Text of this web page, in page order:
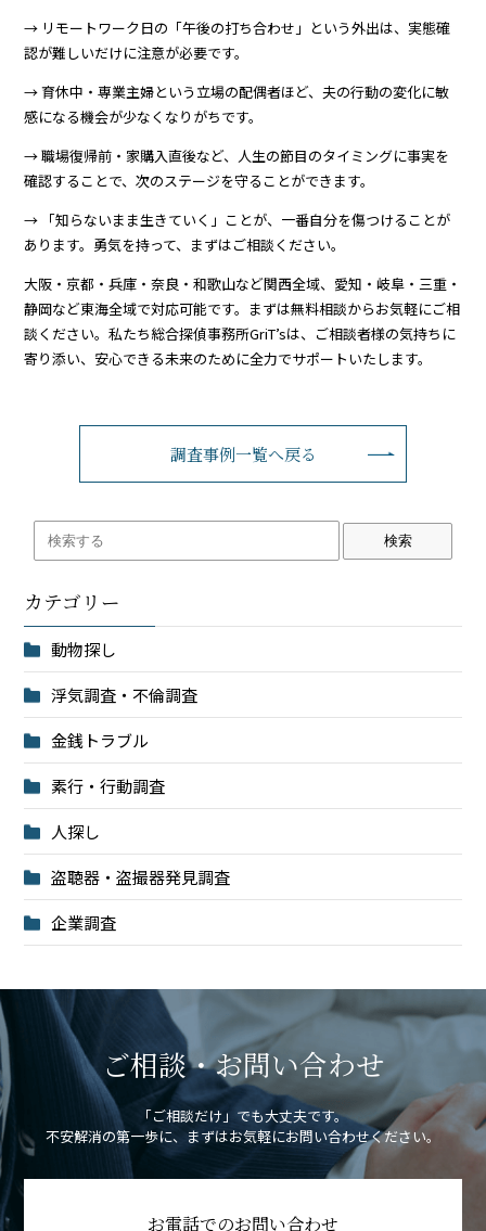
→ リモートワーク日の「午後の打ち合わせ」という外出は、実態確
認が難しいだけに注意が必要です。
→ 育休中・専業主婦という立場の配偶者ほど、夫の行動の変化に敏
感になる機会が少なくなりがちです。
→ 職場復帰前・家購入直後など、人生の節目のタイミングに事実を
確認することで、次のステージを守ることができます。
→ 「知らないまま生きていく」ことが、一番自分を傷つけることが
あります。勇気を持って、まずはご相談ください。
大阪・京都・兵庫・奈良・和歌山など関西全域、愛知・岐阜・三重・
静岡など東海全域で対応可能です。まずは無料相談からお気軽にご相
談ください。私たち総合探偵事務所GriT’sは、ご相談者様の気持ちに
寄り添い、安心できる未来のために全力でサポートいたします。
調査事例一覧へ戻る
検索
カテゴリー
動物探し
浮気調査・不倫調査
金銭トラブル
素行・行動調査
人探し
盗聴器・盗撮器発見調査
企業調査
ご相談・お問い合わせ
「ご相談だけ」でも大丈夫です。
不安解消の第一歩に、まずはお気軽にお問い合わせください。
お電話でのお問い合わせ